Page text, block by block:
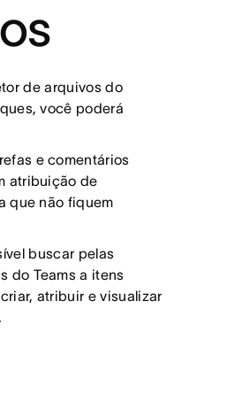
de arquivos do
você poderá
e comentários
atribuição de
que não fiquem
buscar pelas
do Teams a itens
atribuir e visualizar